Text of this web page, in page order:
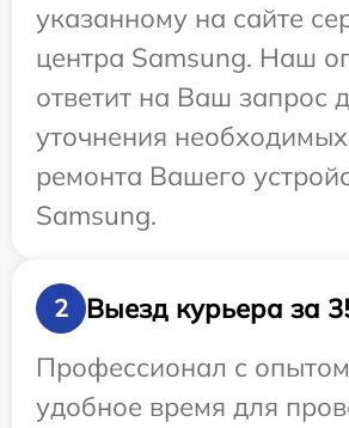
указанному на сайте
центра Samsung. Наш
ответит на Ваш запрос
уточнения
ремонта Вашего
Samsung.
2
Выезд курьера за
Профессионал с
удобное время для